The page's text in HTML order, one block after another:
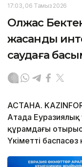
17:03, 06 Тамыз 2026
Олжас
жасанды
саудаға
АСТАНА.
Атада Еуразиялық
құрамдағы
Үкіметтің